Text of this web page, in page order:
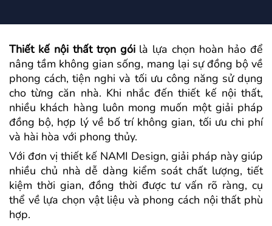
Thiết kế nội thất trọn góilà lựa chọn hoàn hảo để
nâng tầm không gian sống, mang lại sự đồng bộ về
phong cách, tiện nghi và tối ưu công năng sử dụng
cho từng căn nhà. Khi nhắc đến thiết kế nội thất,
nhiều khách hàng luôn mong muốn một giải pháp
đồng bộ, hợp lý về bố trí không gian, tối ưu chi phí
và hài hòa với phong thủy.
Với đơn vị thiết kế NAMI Design, giải pháp này giúp
nhiều chủ nhà dễ dàng kiểm soát chất lượng, tiết
kiệm thời gian, đồng thời được tư vấn rõ ràng, cụ
thể về lựa chọn vật liệu và phong cách nội thất phù
hợp.